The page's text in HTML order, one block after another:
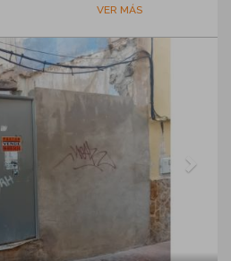
VER MÁS